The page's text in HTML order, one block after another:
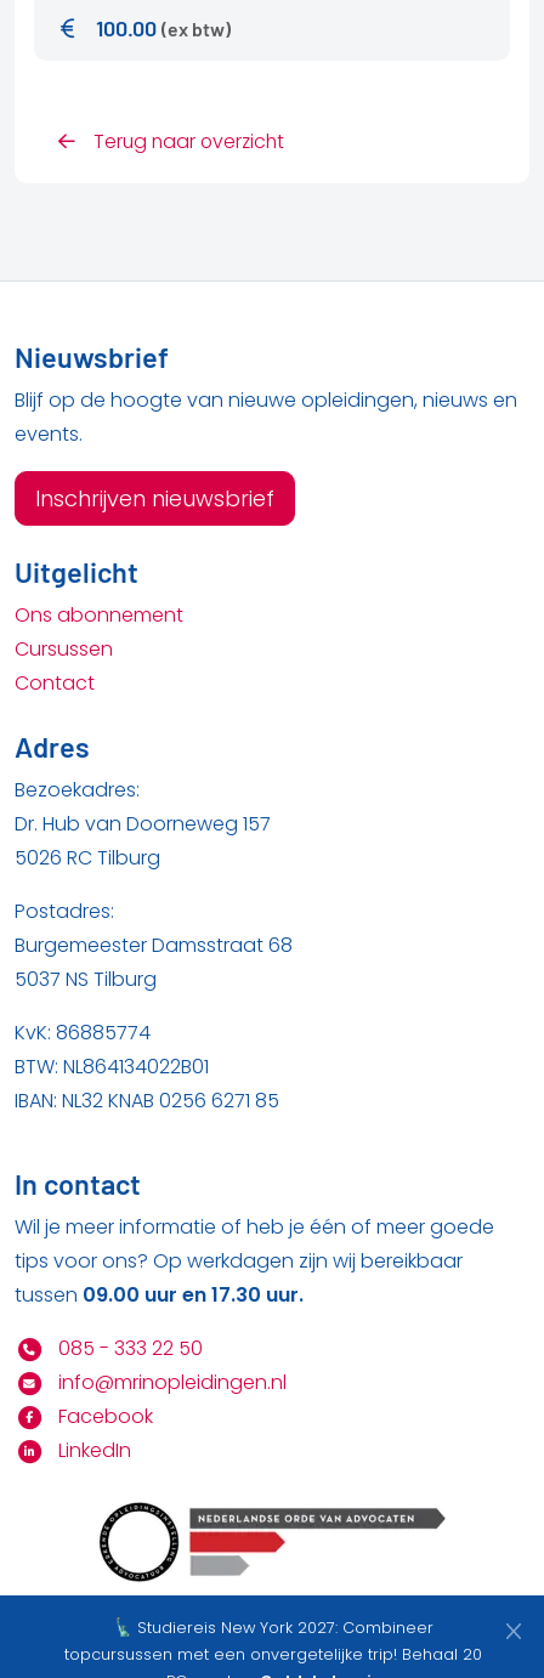
100.00 (ex btw)
Terug naar overzicht
Nieuwsbrief
Blijf op de hoogte van nieuwe opleidingen, nieuws en
events.
Inschrijven nieuwsbrief
Uitgelicht
Ons abonnement
Cursussen
Contact
Adres
Bezoekadres:
Dr. Hub van Doorneweg 157
5026 RC Tilburg
Postadres:
Burgemeester Damsstraat 68
5037 NS Tilburg
KvK: 86885774
BTW: NL864134022B01
IBAN: NL32 KNAB 0256 6271 85
In contact
Wil je meer informatie of heb je één of meer goede
tips voor ons? Op werkdagen zijn wij bereikbaar
tussen 09.00 uur en 17.30 uur.
085 - 333 22 50
info@mrinopleidingen.nl
Facebook
LinkedIn
Bekijk hier onzeprivacy statement&algemene
voorwaarden
Studiereis New York 2027: Combineer
topcursussen met een onvergetelijke trip! Behaal 20